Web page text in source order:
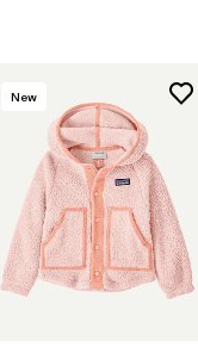
New